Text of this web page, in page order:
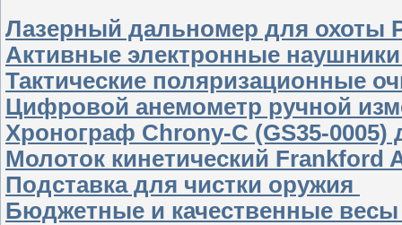
Лазерный дальномер для охоты
Активные электронные
Тактические поляризационные
Цифровой анемометр ручной
Хронограф Chrony-C (GS35-0005)
Молоток кинетический Frankford
Подставка для чистки оружия
Бюджетные и качественные